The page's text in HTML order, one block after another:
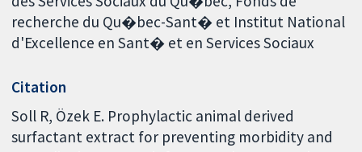
recherche du Qu�bec-Sant� et Institut National
d'Excellence en Sant� et en Services Sociaux
Citation
Soll R, Özek E. Prophylactic animal derived
surfactant extract for preventing morbidity and